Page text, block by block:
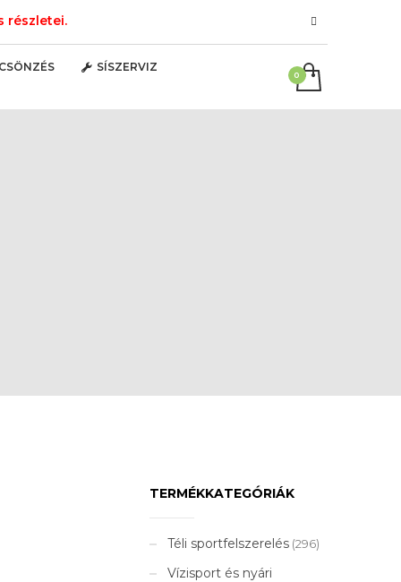
részletei.
SÍSZERVIZ
TERMÉKKATEGÓRIÁK
Téli sportfelszerelés (296)
Vízisport és nyári